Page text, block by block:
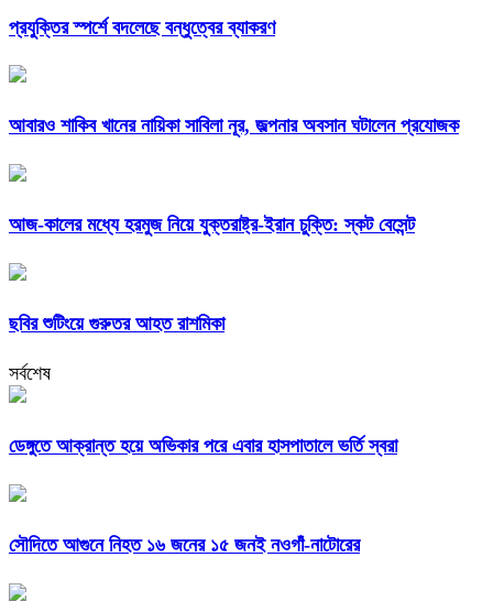
প্রযুক্তির স্পর্শে বদলেছে বন্ধুত্বের ব্যাকরণ
আবারও শাকিব খানের নায়িকা সাবিলা নূর, জল্পনার অবসান ঘটালেন প্রযোজক
আজ-কালের মধ্যে হরমুজ নিয়ে যুক্তরাষ্ট্র-ইরান চুক্তি: স্কট বেসেন্ট
ছবির শুটিংয়ে গুরুতর আহত রাশমিকা
সর্বশেষ
ডেঙ্গুতে আক্রান্ত হয়ে অভিকার পরে এবার হাসপাতালে ভর্তি স্বরা
সৌদিতে আগুনে নিহত ১৬ জনের ১৫ জনই নওগাঁ-নাটোরের